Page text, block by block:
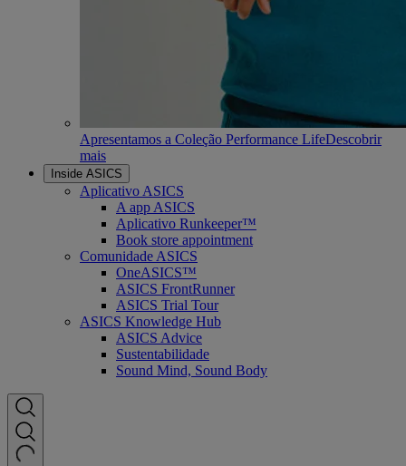
Apresentamos a Coleção Performance LifeDescobrir
mais
Inside ASICS
Aplicativo ASICS
A app ASICS
Aplicativo Runkeeper™
Book store appointment
Comunidade ASICS
OneASICS™
ASICS FrontRunner
ASICS Trial Tour
ASICS Knowledge Hub
ASICS Advice
Sustentabilidade
Sound Mind, Sound Body